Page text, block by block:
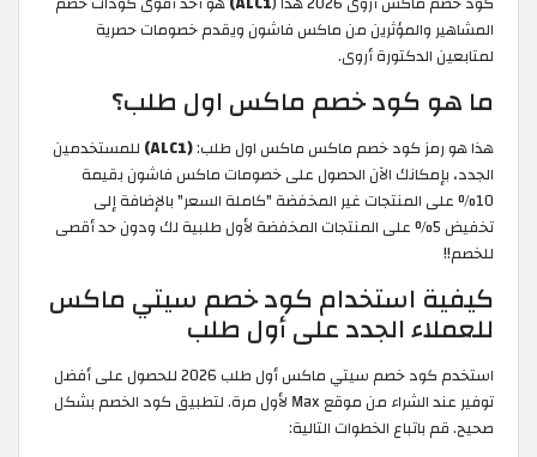
المشاهير والمؤثرين من ماكس فاشون ويقدم خصومات حصرية
لمتابعين الدكتورة أروى.
ما هو كود خصم ماكس اول طلب؟
هذا هو رمز كود خصم ماكس ماكس اول طلب:(ALC1)
للمستخدمين
الجدد، بإمكانك الآن الحصول على خصومات ماكس فاشون بقيمة
10% على المنتجات غير المخفضة "كاملة السعر" بالإضافة إلى
تخفيض 5% على المنتجات المخفضة لأول طلبية لك ودون حد أقصى
للخصم!!
كيفية استخدام كود خصم سيتي ماكس
للعملاء الجدد على أول طلب
استخدم كود خصم سيتي ماكس أول طلب 2026 للحصول على أفضل
توفير عند الشراء من موقع Max لأول مرة. لتطبيق كود الخصم بشكل
صحيح. قم باتباع الخطوات التالية: